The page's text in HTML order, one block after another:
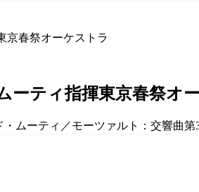
ーティ指揮東京春祭オ
ムーティ／モーツァルト：交響曲